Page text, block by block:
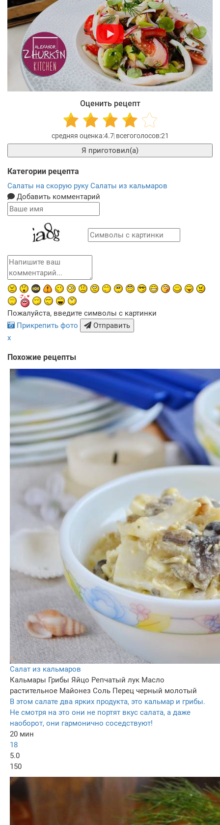
Оценить рецепт
4.7 21
Я приготовил(а)
Категории рецепта
Салаты на скорую руку Салаты из кальмаров
Добавить комментарий
Пожалуйста, введите символы с картинки
Прикрепить фото
Отправить
x
Похожие рецепты
Салат из кальмаров
Кальмары Грибы Яйцо Репчатый лук Масло
растительное Майонез Соль Перец черный молотый
В этом салате два ярких продукта, это кальмар и грибы.
Не смотря на это они не портят вкус салата, а даже
наоборот, они гармонично соседствуют!
20 мин
18
5.0
150